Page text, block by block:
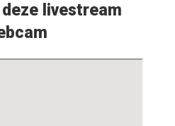
livestream